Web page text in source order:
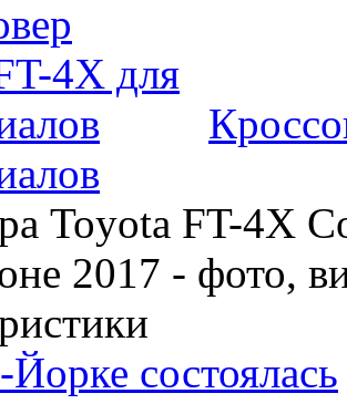
Toyota FT-4X
2017 - фото,